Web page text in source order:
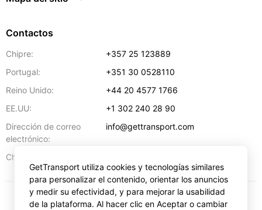
Contactos
Chipre:
+357 25 123889
Portugal:
+351 30 0528110
Reino Unido:
+44 20 4577 1766
EE.UU:
+1 302 240 28 90
Dirección de correo
electrónico:
info@gettransport.com
Chipre:
GetTransport utiliza cookies y tecnologías similares
para personalizar el contenido, orientar los anuncios
y medir su efectividad, y para mejorar la usabilidad
de la plataforma. Al hacer clic en Aceptar o cambiar